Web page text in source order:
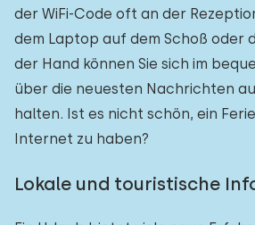
der WiFi-Code oft an der
dem Laptop auf dem Schoß oder
der Hand können Sie sich im
über die neuesten Nachrichten
halten. Ist es nicht schön, ein
Internet zu haben?
Lokale und touristische